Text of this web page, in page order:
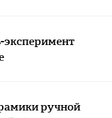
эксперимент
ручной